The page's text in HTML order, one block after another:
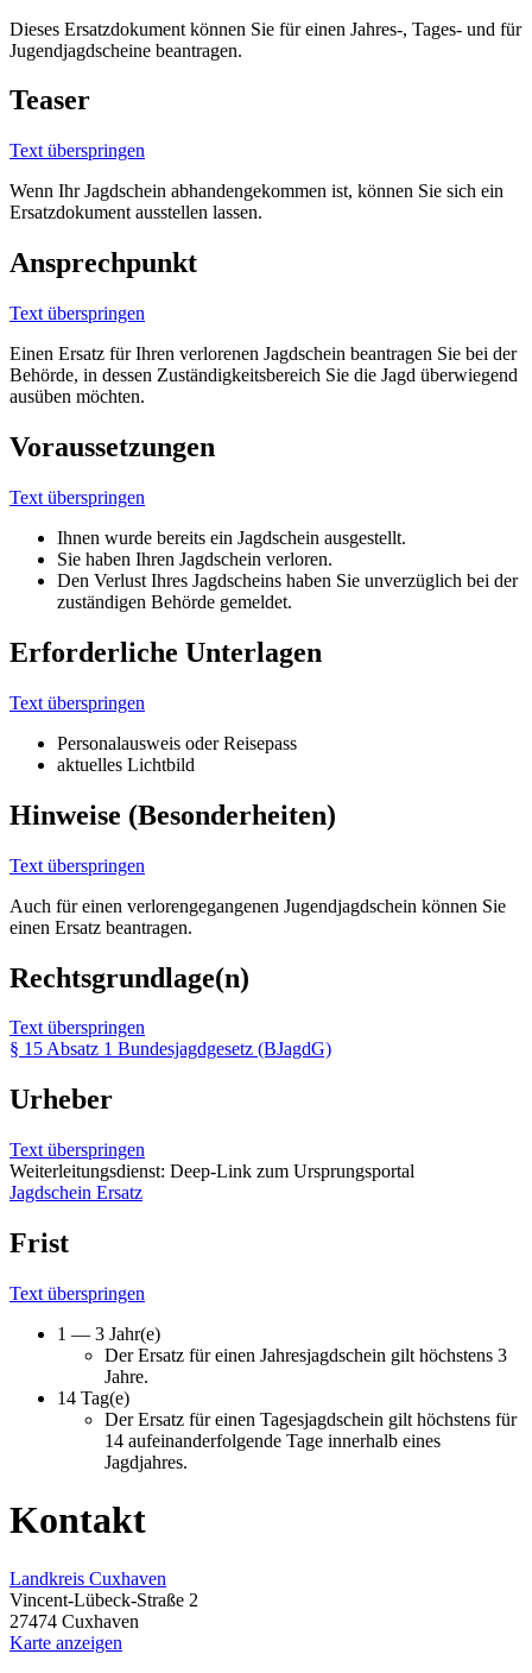
Dieses Ersatzdokument können Sie für einen Jahres-, Tages- und für
Jugendjagdscheine beantragen.
Teaser
Text überspringen
Wenn Ihr Jagdschein abhandengekommen ist, können Sie sich ein
Ersatzdokument ausstellen lassen.
Ansprechpunkt
Text überspringen
Einen Ersatz für Ihren verlorenen Jagdschein beantragen Sie bei der
Behörde, in dessen Zuständigkeitsbereich Sie die Jagd überwiegend
ausüben möchten.
Voraussetzungen
Text überspringen
Ihnen wurde bereits ein Jagdschein ausgestellt.
Sie haben Ihren Jagdschein verloren.
Den Verlust Ihres Jagdscheins haben Sie unverzüglich bei der
zuständigen Behörde gemeldet.
Erforderliche Unterlagen
Text überspringen
Personalausweis oder Reisepass
aktuelles Lichtbild
Hinweise (Besonderheiten)
Text überspringen
Auch für einen verlorengegangenen Jugendjagdschein können Sie
einen Ersatz beantragen.
Rechtsgrundlage(n)
Text überspringen
§ 15 Absatz 1 Bundesjagdgesetz (BJagdG)
Urheber
Text überspringen
Weiterleitungsdienst: Deep-Link zum Ursprungsportal
Jagdschein Ersatz
Frist
Text überspringen
1 — 3 Jahr(e)
Der Ersatz für einen Jahresjagdschein gilt höchstens 3
Jahre.
14 Tag(e)
Der Ersatz für einen Tagesjagdschein gilt höchstens für
14 aufeinanderfolgende Tage innerhalb eines
Jagdjahres.
Kontakt
Landkreis Cuxhaven
Vincent-Lübeck-Straße 2
27474 Cuxhaven
Karte anzeigen